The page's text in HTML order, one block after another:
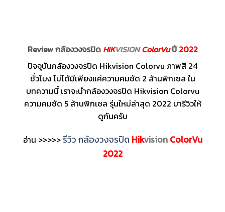
Review กล้องวงจรปิด HIKVISIONColorVuปี 2022
ปัจจุบันกล้องวงจรปิด Hikvision Colorvu ภาพสี 24
ชั่วโมง ไม่ได้มีเพียงแค่ความคมชัด 2 ล้านพิกเซล ใน
บทความนี้ เราจะนำกล้องวงจรปิด Hikvision Colorvu
ความคมชัด 5 ล้านพิกเซล รุ่นใหม่ล่าสุด 2022 มารีวิวให้
ดูกันครับ
อ่าน >>>>>รีวิว กล้องวงจรปิด Hikvision ColorVu
2022